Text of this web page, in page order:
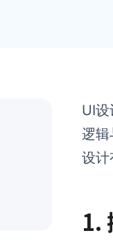
UI
逻辑
设计
1.